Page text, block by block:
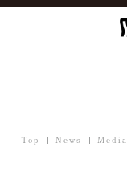
Top News Media